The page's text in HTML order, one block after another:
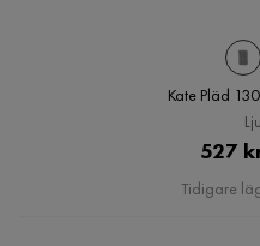
Kate Pläd
527
Tidigare